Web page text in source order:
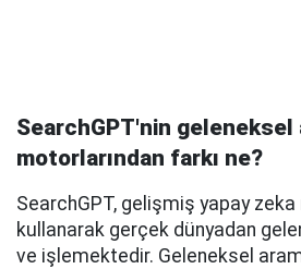
SearchGPT'nin geleneksel
motorlarından farkı ne?
SearchGPT, gelişmiş yapay
kullanarak gerçek dünyadan
ve işlemektedir. Geleneksel